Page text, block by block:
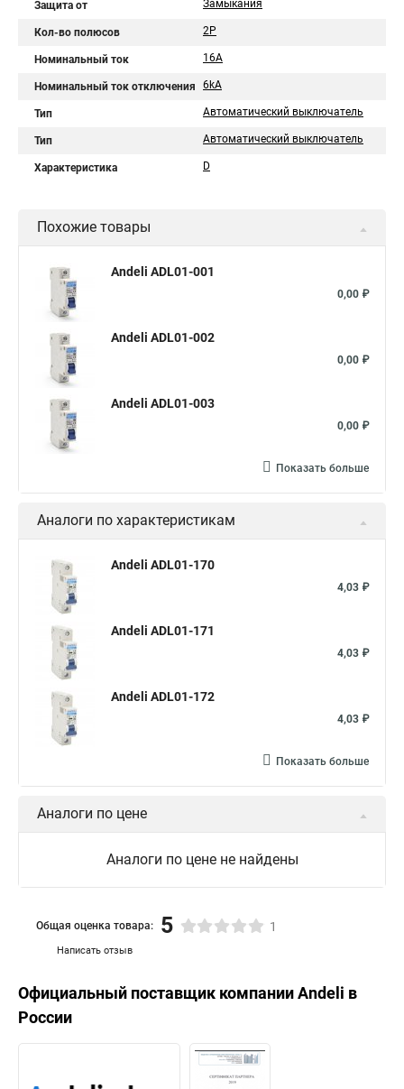
Защита от Замыкания
Кол-во полюсов 2P
Номинальный ток 16A
Номинальный ток отключения 6kA
Тип Автоматический выключатель
Тип Автоматический выключатель
Характеристика D
Похожие товары
Andeli ADL01-001
0,00 ₽
Andeli ADL01-002
0,00 ₽
Andeli ADL01-003
0,00 ₽
Показать больше
Аналоги по характеристикам
Andeli ADL01-170
4,03 ₽
Andeli ADL01-171
4,03 ₽
Andeli ADL01-172
4,03 ₽
Показать больше
Аналоги по цене
Аналоги по цене не найдены
Написать отзыв
Общая оценка товара: 5 1
Официальный поставщик компанииAndeli в
России